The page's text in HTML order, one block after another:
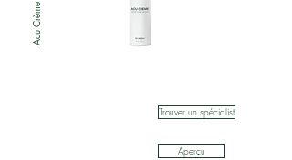
Acu Crème
Trouver un spécialist
Aperçu